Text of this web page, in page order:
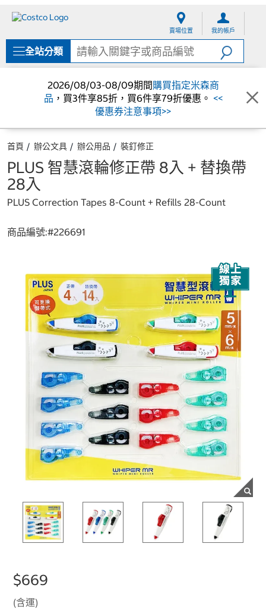
單
賣場位置 我的帳戶
全站分類
2026/08/03-08/09期間購買指定米森商
品 ，買3件享85折，買6件享79折優惠。 <<
優惠券注意事項>>
首頁 辦公文具 辦公用品 裝釘修正
PLUS 智慧滾輪修正帶 8入 + 替換帶
28入
PLUS Correction Tapes 8-Count + Refills 28-Count
商品編號:#226691
$669
(含運)